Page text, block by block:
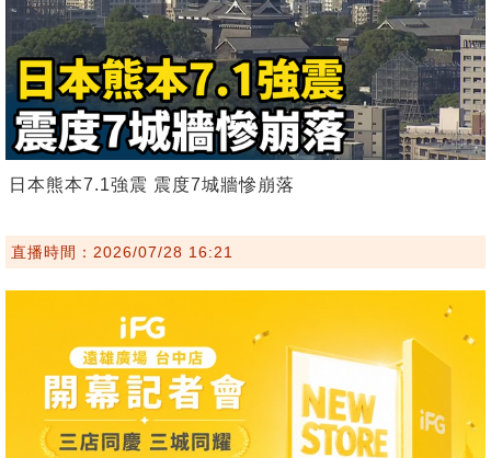
日本熊本7.1強震 震度7城牆慘崩落
直播時間：2026/07/28 16:21